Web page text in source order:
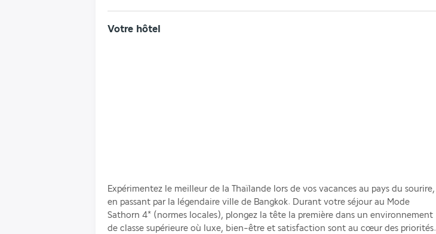
Votre hôtel
Expérimentez le meilleur de la Thaïlande lors de vos vacances au pays du sourire,
en passant par la légendaire ville de Bangkok. Durant votre séjour au Mode
Sathorn 4* (normes locales), plongez la tête la première dans un environnement
de classe supérieure où luxe, bien-être et satisfaction sont au cœur des priorités.